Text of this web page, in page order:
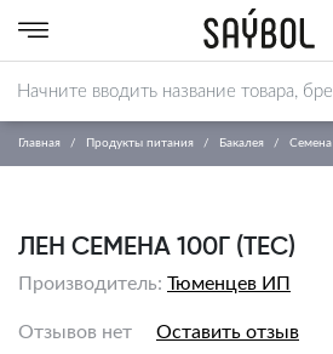
Главная Продукты питания Бакалея Семена
ЛЕН СЕМЕНА 100Г (ТЕС)
Производитель: Тюменцев ИП
Отзывов нет Оставить отзыв